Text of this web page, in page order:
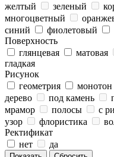
желтый
зеленый
многоцветный
синий
фиолетовый
Поверхность
глянцевая
матовая
гладкая
Рисунок
геометрия
монотон
дерево
под камень
мрамор
полосы с
узор
флористика
Ректификат
нет
да